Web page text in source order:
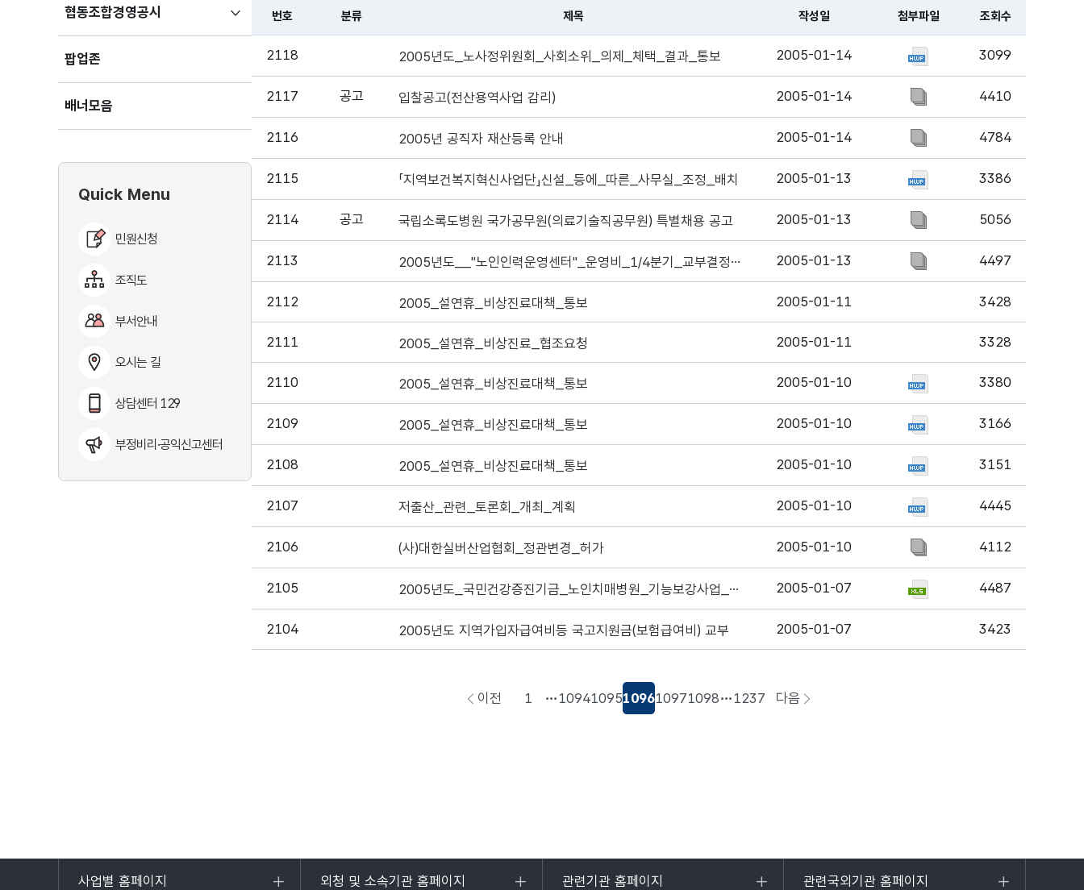
협동조합경영공시
펼치기
팝업존
배너모음
Quick Menu
민원신청
조직도
부서안내
오시는 길
상담센터 129
부정비리·공익신고센터
번호 분류 제목 작성일 첨부파일 조회수
2118 2005년도_노사정위원회_사회소위_의제_체택_결과_통보 2005-01-14 3099
2117 공고 입찰공고(전산용역사업 감리) 2005-01-14 4410
2116 2005년 공직자 재산등록 안내 2005-01-14 4784
2115 「지역보건복지혁신사업단」신설_등에_따른_사무실_조정_배치 2005-01-13 3386
2114 공고 국립소록도병원 국가공무원(의료기술직공무원) 특별채용 공고 2005-01-13 5056
2113 2005년도__"노인인력운영센터"_운영비_1/4분기_교부결정_통보 2005-01-13 4497
2112 2005_설연휴_비상진료대책_통보 2005-01-11 3428
2111 2005_설연휴_비상진료_협조요청 2005-01-11 3328
2110 2005_설연휴_비상진료대책_통보 2005-01-10 3380
2109 2005_설연휴_비상진료대책_통보 2005-01-10 3166
2108 2005_설연휴_비상진료대책_통보 2005-01-10 3151
2107 저출산_관련_토론회_개최_계획 2005-01-10 4445
2106 (사)대한실버산업협회_정관변경_허가 2005-01-10 4112
2105 2005년도_국민건강증진기금_노인치매병원_기능보강사업_확정내시_통보 2005-01-07 4487
2104 2005년도 지역가입자급여비등 국고지원금(보험급여비) 교부 2005-01-07 3423
이전
페이지로
1 10941095109610971098 1237 다음
페이지로
사업별 홈페이지 외청 및 소속기관 홈페이지 관련기관 홈페이지 관련국외기관 홈페이지